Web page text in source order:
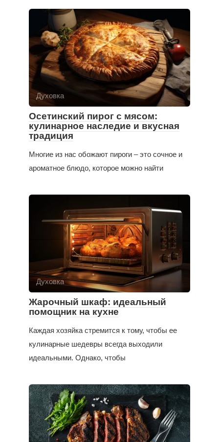
Духовка
Осетинский пирог с мясом:
кулинарное наследие и вкусная
традиция
Многие из нас обожают пироги – это сочное и
ароматное блюдо, которое можно найти
Духовка
Жарочный шкаф: идеальный
помощник на кухне
Каждая хозяйка стремится к тому, чтобы ее
кулинарные шедевры всегда выходили
идеальными. Однако, чтобы